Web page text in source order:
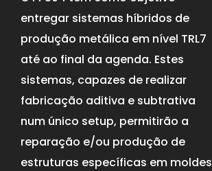
entregar sistemas híbridos de
produção metálica em nível TRL7
até ao final da agenda. Estes
sistemas, capazes de realizar
fabricação aditiva e subtrativa
num único setup, permitirão a
reparação e/ou produção de
estruturas específicas em moldes